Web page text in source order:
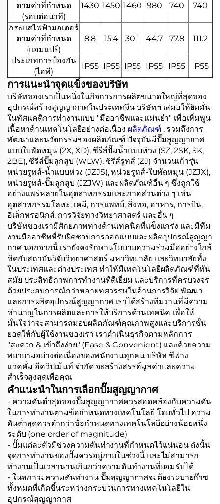
ตามค่าที่กำหนด
(รอบต่อนาที)
1430 1450 1460 980 740 740
กระแสไฟฟ้ามอเตอร์
ตามค่าที่กำหนด
(แอมแปร์)
8.8 15.4 30.1 44.7 77.8 111.2
ประเภทการป้องกัน
(ไอพี)
IP55 IP55 IP55 IP55 IP55 IP55
การแนะนำจุดแข็งของบริษัท
บริษัทของเราเป็นหนึ่งในกิจการการผลิตขนาดใหญ่ที่สุดของ
อุปกรณ์สร้างสูญญากาศในประเทศจีน บริษัทฯ เสมอให้ยึดมั่น
ในทัศนคติการทำงานแบบ "มืออาชีพและแม่นยำ" เพื่อเพิ่มพูน
เนื้อหาด้านเทคโนโลยีอย่างต่อเนื่อง ผลิตภัณฑ์ , รวมถึงการ
พัฒนาและนวัตกรรมของผลิตภัณฑ์ ปัจจุบันมีปั๊มสูญญากาศ
แบบใบพัดหมุน (2X, XD), ซีรีส์ปั๊มน้ำแบบห่วง (SZ, 2SK, SK,
2BE), ซีรีส์ปั๊มลูกสูบ (WLW), ซีรีส์รูทส์ (ZJ) จำนวนเก้ารุ่น
หน่วยรูทส์-น้ำแบบห่วง (JZJS), หน่วยรูทส์-ใบพัดหมุน (JZJX),
หน่วยรูทส์-ปั๊มลูกสูบ (JZJW) และผลิตภัณฑ์อื่น ๆ ซึ่งถูกใช้
อย่างแพร่หลายในอุตสาหกรรมและภาคส่วนต่าง ๆ เช่น
อุตสาหกรรมโลหะ, เคมี, การแพทย์, สิ่งทอ, อาหาร, การบิน,
อิเล็กทรอนิกส์, การวิจัยทางวิทยาศาสตร์ และอื่น ๆ
บริษัทของเรามีศักยภาพทางด้านเทคนิคที่แข็งแกร่ง และมีทีม
งานมืออาชีพที่รับผิดชอบการออกแบบและผลิตอุปกรณ์สูญญา
กาศ นอกจากนี้ เรายังคงรักษานโยบายความร่วมมืออย่างใกล้
ชิดกับสถาบันวิจัยวิทยาศาสตร์ มหาวิทยาลัย และวิทยาลัยทั้ง
ในประเทศและต่างประเทศ ทำให้มีเทคโนโลยีผลิตภัณฑ์ที่ทัน
สมัย ประสิทธิภาพการทำงานที่ดีเยี่ยม และบริการที่ครบวงจร
ด้วยประสบการณ์กว่าหลายทศวรรษในด้านการวิจัย พัฒนา
และการผลิตอุปกรณ์สูญญากาศ เราได้สร้างทีมงานที่มีความ
ชำนาญในการผลิตและการให้บริการด้านเทคนิค เพื่อให้
มั่นใจว่าจะสามารถมอบผลิตภัณฑ์คุณภาพสูงและบริการชั้น
ยอดให้กับผู้ใช้งานของเรา เราดำเนินธุรกิจตามหลักการ
"สะดวก & เข้าถึงง่าย" (Ease & Convenient) และด้วยความ
พยายามอย่างต่อเนื่องของพนักงานทุกคน บริษัท ซีฟาง
แวคคั่ม อีควิปเม้นท์ จำกัด จะสร้างสรรค์มูลค่าและความ
สำเร็จสูงสุดเพื่อคุณ
คำแนะนำในการเลือกปั๊มสูญญากาศ
- ความดันต่ำสุดของปั๊มสูญญากาศควรสอดคล้องกับความดัน
ในการทำงานตามข้อกำหนดทางเทคโนโลยี โดยทั่วไป ความ
ดันต่ำสุดควรต่ำกว่าข้อกำหนดทางเทคโนโลยีอย่างน้อยหนึ่ง
ระดับ (one order of magnitude)
- ปั๊มแต่ละตัวมีช่วงความดันทำงานที่กำหนดไว้แน่นอน ดังนั้น
จุดการทำงานของปั๊มควรอยู่ภายในช่วงนี้ และไม่สามารถ
ทำงานเป็นเวลานานเกินกว่าความดันทำงานที่ยอมรับได้
- ในสภาวะความดันทำงาน ปั๊มสุญญากาศจะต้องระบายก๊าซ
ทั้งหมดที่เกิดขึ้นระหว่างกระบวนการทางเทคโนโลยีใน
อุปกรณ์สุญญากาศ